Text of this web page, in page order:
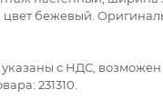
бежевый.
с НДС,
231310.